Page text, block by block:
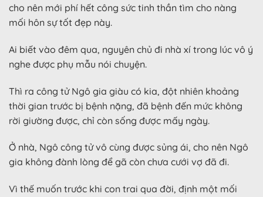
cho nên mới phí hết công sức tinh thần tìm cho nàng
mối hôn sự tốt đẹp này.
Ai biết vào đêm qua, nguyên chủ đi nhà xí trong lúc vô ý
nghe được phụ mẫu nói chuyện.
Thì ra công tử Ngô gia giàu có kia, đột nhiên khoảng
thời gian trước bị bệnh nặng, đã bệnh đến mức không
rời giường được, chỉ còn sống được mấy ngày.
Ở nhà, Ngô công tử vô cùng được sủng ái, cho nên Ngô
gia không đành lòng để gã còn chưa cưới vợ đã đi.
Vì thế muốn trước khi con trai qua đời, định một mối